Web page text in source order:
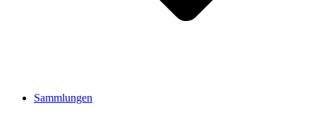
Sammlungen